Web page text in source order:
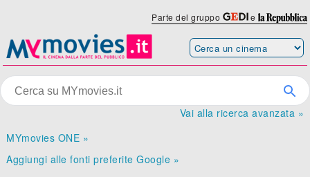
Parte del gruppo e
Vai alla ricerca avanzata »
MYmovies ONE »
Aggiungi alle fonti preferite Google »